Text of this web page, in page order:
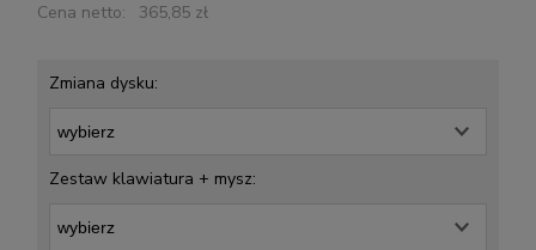
Cena netto: 365,85 zł
Zmiana dysku:
Zestaw klawiatura + mysz: